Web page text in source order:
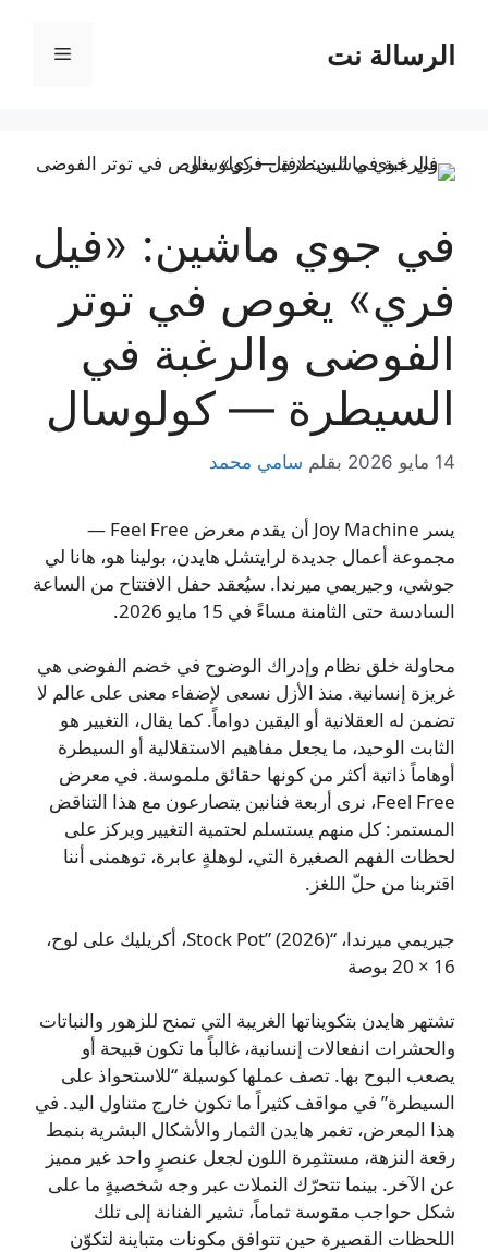
المحتوىالرسالة نت القائمة
في جوي ماشين: «فيل
فري» يغوص في توتر
الفوضى والرغبة في
السيطرة — كولوسال
14 مايو 2026 بقلم سامي محمد
يسر Joy Machine أن يقدم معرض Feel Free —
مجموعة أعمال جديدة لرايتشل هايدن، بولينا هو، هانا لي
جوشي، وجيريمي ميرندا. سيُعقد حفل الافتتاح من الساعة
السادسة حتى الثامنة مساءً في 15 مايو 2026.
محاولة خلق نظام وإدراك الوضوح في خضم الفوضى هي
غريزة إنسانية. منذ الأزل نسعى لإضفاء معنى على عالم لا
تضمن له العقلانية أو اليقين دواماً. كما يقال، التغيير هو
الثابت الوحيد، ما يجعل مفاهيم الاستقلالية أو السيطرة
أوهاماً ذاتية أكثر من كونها حقائق ملموسة. في معرض
Feel Free، نرى أربعة فنانين يتصارعون مع هذا التناقض
المستمر: كل منهم يستسلم لحتمية التغيير ويركز على
لحظات الفهم الصغيرة التي، لوهلةٍ عابرة، توهمنى أننا
اقتربنا من حلّ اللغز.
جيريمي ميرندا، “Stock Pot” (2026)، أكريليك على لوح،
16 × 20 بوصة
تشتهر هايدن بتكويناتها الغريبة التي تمنح للزهور والنباتات
والحشرات انفعالات إنسانية، غالباً ما تكون قبيحة أو
يصعب البوح بها. تصف عملها كوسيلة “للاستحواذ على
السيطرة” في مواقف كثيراً ما تكون خارج متناول اليد. في
هذا المعرض، تغمر هايدن الثمار والأشكال البشرية بنمط
رقعة النزهة، مستثمِرة اللون لجعل عنصرٍ واحد غير مميز
عن الآخر. بينما تتحرّك النملات عبر وجه شخصيةٍ ما على
شكل حواجب مقوسة تماماً، تشير الفنانة إلى تلك
اللحظات القصيرة حين تتوافق مكونات متباينة لتكوّن